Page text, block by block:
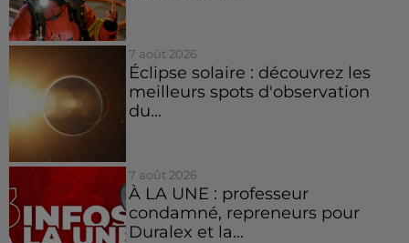
7 août 2026
Éclipse solaire : découvrez les
meilleurs spots d'observation
du...
7 août 2026
À LA UNE : professeur
condamné, repreneurs pour
Duralex et la...